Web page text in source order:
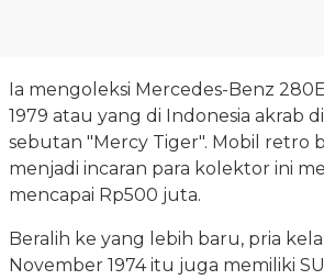
Ia mengoleksi Mercedes-Benz
1979 atau yang di Indonesia akrab
sebutan "Mercy Tiger". Mobil retro
menjadi incaran para kolektor ini
mencapai Rp500 juta.
Beralih ke yang lebih baru, pria
November 1974 itu juga memiliki